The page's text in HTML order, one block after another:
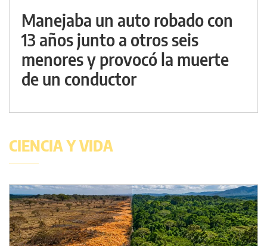
Manejaba un auto robado con
13 años junto a otros seis
menores y provocó la muerte
de un conductor
CIENCIA Y VIDA